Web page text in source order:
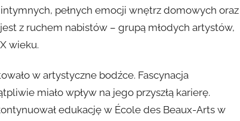
pełnych emocji wnętrz domowych oraz
z ruchem nabistów – grupą młodych artystów,
wieku.
w artystyczne bodźce. Fascynacja
miało wpływ na jego przyszłą karierę.
edukację w École des Beaux-Arts w